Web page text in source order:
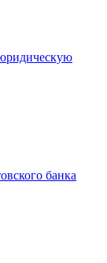
банка